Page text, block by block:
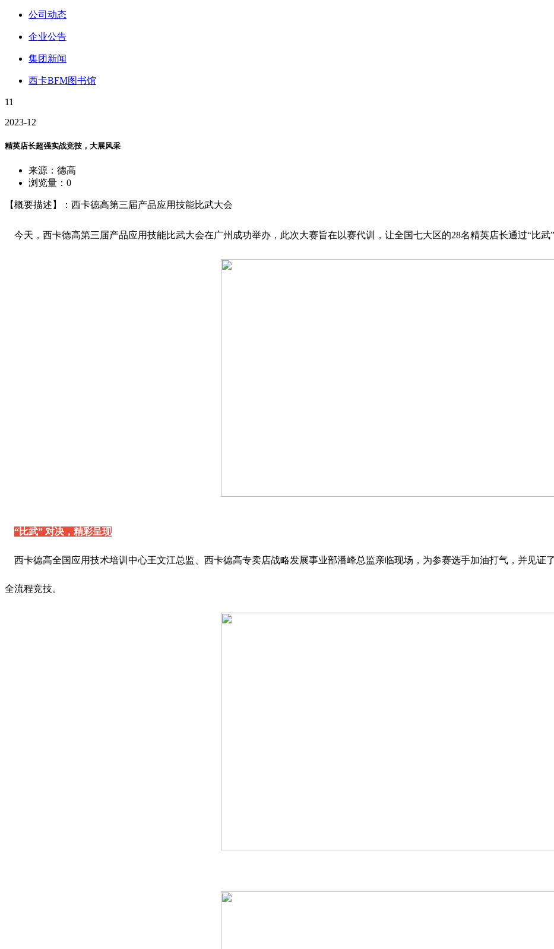
公司动态
企业公告
集团新闻
西卡BFM图书馆
11
2023-12
精英店长超强实战竞技，大展风采
来源：德高
浏览量： 0
【概要描述】：西卡德高第三届产品应用技能比武大会
今天，西卡德高第三届产品应用技能比武大会在广州成功举办，此次大赛旨在以赛代训，让全国七大区的28名精英店长通过“比武
“比武” 对决，精彩呈现
西卡德高全国应用技术培训中心王文江总监、西卡德高专卖店战略发展事业部潘峰总监亲临现场，为参赛选手加油打气，并见证
全流程竞技。